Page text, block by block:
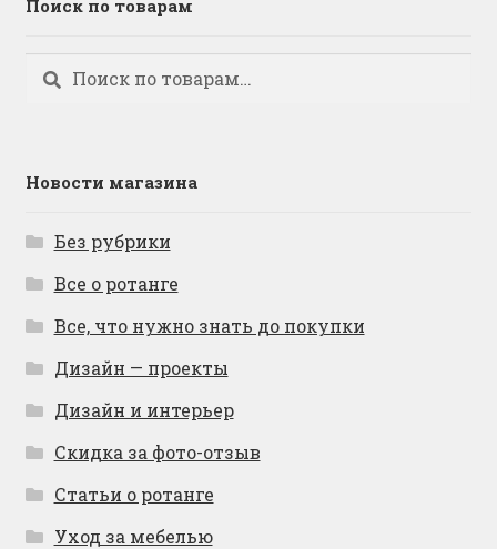
Поиск по товарам
Искать:
Поиск
Новости магазина
Без рубрики
Все о ротанге
Все, что нужно знать до покупки
Дизайн — проекты
Дизайн и интерьер
Скидка за фото-отзыв
Статьи о ротанге
Уход за мебелью